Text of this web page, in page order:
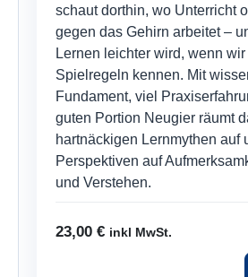
schaut dorthin, wo Unterricht
gegen das Gehirn arbeitet –
Lernen leichter wird, wenn
Spielregeln kennen. Mit
Fundament, viel
guten Portion Neugier räumt
hartnäckigen Lernmythen auf
Perspektiven auf
und Verstehen.
23,00 € inkl MwSt.